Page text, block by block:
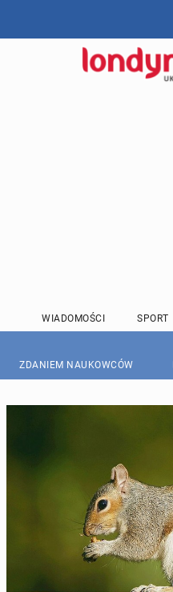
WIADOMOŚCI SPORT
ZDANIEM NAUKOWCÓW